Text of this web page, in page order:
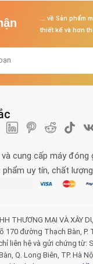
... về Sản phẩm
thiết kế và hơn
và cung cấp máy
uy tín, chất
THƯƠNG MẠI VÀ XÂY
170 đường Thạch Bàn, P.
liên hệ và gửi chứng từ:
Q. Long Biên, TP. Hà